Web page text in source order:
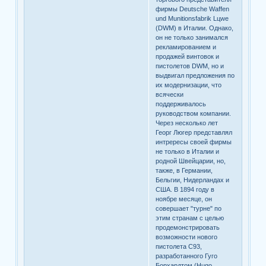
фирмы Deutsche Waffen
und Munitionsfabrik Lцwe
(DWM) в Италии. Однако,
он не только занимался
рекламированием и
продажей винтовок и
пистолетов DWM, но и
выдвигал предложения по
их модернизации, что
всячески
поддерживалось
руководством компании.
Через несколько лет
Георг Люгер представлял
интрересы своей фирмы
не только в Италии и
родной Швейцарии, но,
также, в Германии,
Бельгии, Нидерландах и
США. В 1894 году в
ноябре месяце, он
совершает "турне" по
этим странам с целью
продемонстрировать
возможности нового
пистолета C93,
разработанного Гуго